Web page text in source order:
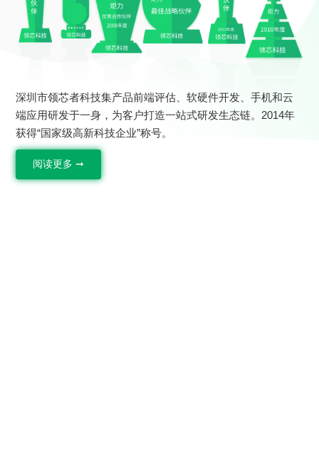
深圳市领芯者科技集产品前端评估、软硬件开发、手机和云
端应用研发于一身，为客户打造一站式研发生态链。2014年
获得“国家级高新科技企业”称号。
阅读更多 ➞